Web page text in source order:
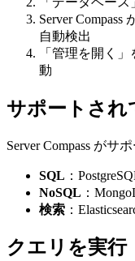
Server
自動検出
「管理を開く
動
サポートされ
Server Compass がサポ
SQL ：
NoSQL ：
検索 ：
クエリを実行